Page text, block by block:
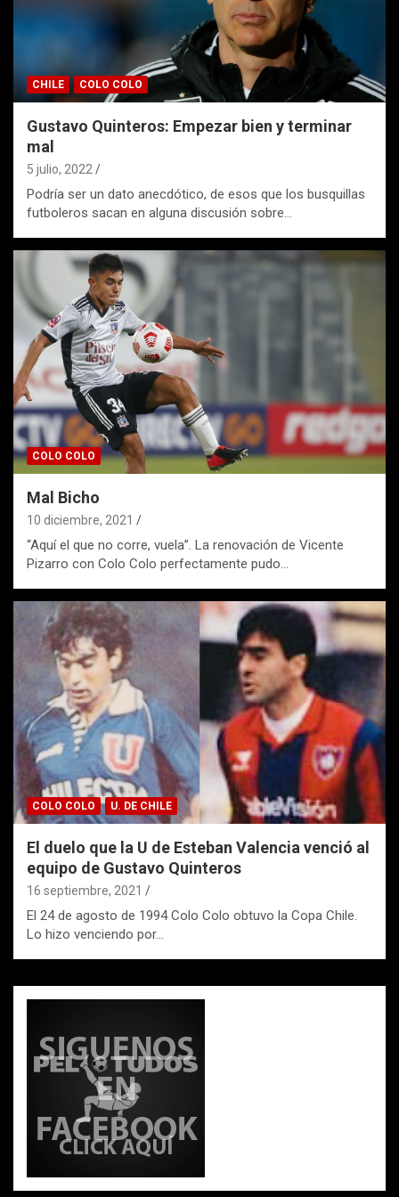
CHILE COLO COLO
Gustavo Quinteros: Empezar bien y terminar
mal
5 julio, 2022
Podría ser un dato anecdótico, de esos que los busquillas
futboleros sacan en alguna discusión sobre…
COLO COLO
Mal Bicho
10 diciembre, 2021
“Aquí el que no corre, vuela”. La renovación de Vicente
Pizarro con Colo Colo perfectamente pudo…
COLO COLO U. DE CHILE
El duelo que la U de Esteban Valencia venció al
equipo de Gustavo Quinteros
16 septiembre, 2021
El 24 de agosto de 1994 Colo Colo obtuvo la Copa Chile.
Lo hizo venciendo por…